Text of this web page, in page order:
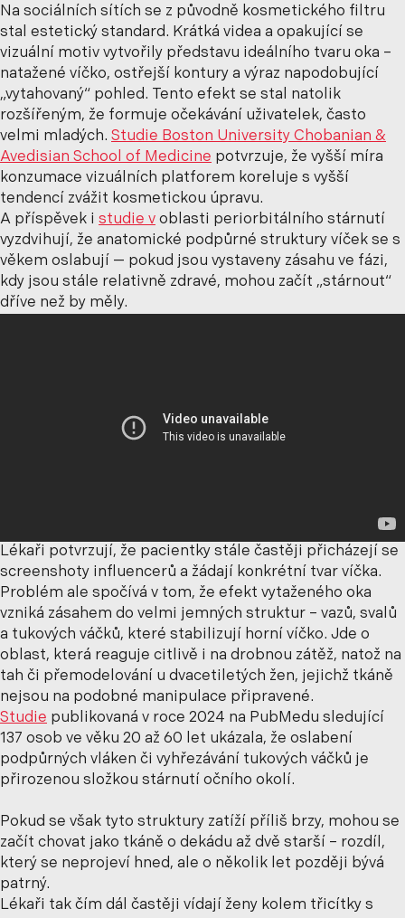
Na sociálních sítích se z původně kosmetického filtru
stal estetický standard. Krátká videa a opakující se
vizuální motiv vytvořily představu ideálního tvaru oka –
natažené víčko, ostřejší kontury a výraz napodobující
„vytahovaný“ pohled. Tento efekt se stal natolik
rozšířeným, že formuje očekávání uživatelek, často
velmi mladých. Studie Boston University Chobanian &
Avedisian School of Medicine potvrzuje, že vyšší míra
konzumace vizuálních platforem koreluje s vyšší
tendencí zvážit kosmetickou úpravu.
A příspěvek i studie v oblasti periorbitálního stárnutí
vyzdvihují, že anatomické podpůrné struktury víček se s
věkem oslabují — pokud jsou vystaveny zásahu ve fázi,
kdy jsou stále relativně zdravé, mohou začít „stárnout“
dříve než by měly.
Lékaři potvrzují, že pacientky stále častěji přicházejí se
screenshoty influencerů a žádají konkrétní tvar víčka.
Problém ale spočívá v tom, že efekt vytaženého oka
vzniká zásahem do velmi jemných struktur – vazů, svalů
a tukových váčků, které stabilizují horní víčko. Jde o
oblast, která reaguje citlivě i na drobnou zátěž, natož na
tah či přemodelování u dvacetiletých žen, jejichž tkáně
nejsou na podobné manipulace připravené.
Studie publikovaná v roce 2024 na PubMedu sledující
137 osob ve věku 20 až 60 let ukázala, že oslabení
podpůrných vláken či vyhřezávání tukových váčků je
přirozenou složkou stárnutí očního okolí.
Pokud se však tyto struktury zatíží příliš brzy, mohou se
začít chovat jako tkáně o dekádu až dvě starší – rozdíl,
který se neprojeví hned, ale o několik let později bývá
patrný.
Lékaři tak čím dál častěji vídají ženy kolem třicítky s